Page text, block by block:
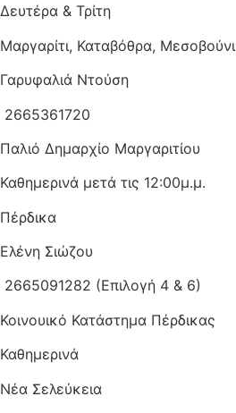
Δευτέρα & Τρίτη
Μαργαρίτι, Καταβόθρα, Μεσοβούνι
Γαρυφαλιά Ντούση
2665361720
Παλιό Δημαρχίο Μαργαριτίου
Καθημερινά μετά τις 12:00μ.μ.
Πέρδικα
Ελένη Σιώζου
2665091282 (Επιλογή 4 & 6)
Κοινουικό Κατάστημα Πέρδικας
Καθημερινά
Νέα Σελεύκεια